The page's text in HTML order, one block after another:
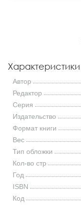
Характеристики
Автор
Редактор
Серия
Издательство
Формат книги
Вес
Тип обложки
Кол-во стр
Год
ISBN
Код